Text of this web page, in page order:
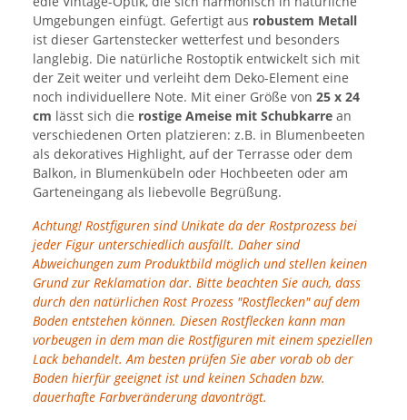
Umgebungen einfügt. Gefertigt aus robustem Metall
ist dieser Gartenstecker wetterfest und besonders
langlebig. Die natürliche Rostoptik entwickelt sich mit
der Zeit weiter und verleiht dem Deko-Element eine
noch individuellere Note. Mit einer Größe von 25 x 24
cm lässt sich die rostige Ameise mit Schubkarre an
verschiedenen Orten platzieren: z.B. in Blumenbeeten
als dekoratives Highlight, auf der Terrasse oder dem
Balkon, in Blumenkübeln oder Hochbeeten oder am
Garteneingang als liebevolle Begrüßung.
Achtung! Rostfiguren sind Unikate da der Rostprozess bei
jeder Figur unterschiedlich ausfällt. Daher sind
Abweichungen zum Produktbild möglich und stellen keinen
Grund zur Reklamation dar. Bitte beachten Sie auch, dass
durch den natürlichen Rost Prozess "Rostflecken" auf dem
Boden entstehen können. Diesen Rostflecken kann man
vorbeugen in dem man die Rostfiguren mit einem speziellen
Lack behandelt. Am besten prüfen Sie aber vorab ob der
Boden hierfür geeignet ist und keinen Schaden bzw.
dauerhafte Farbveränderung davonträgt.